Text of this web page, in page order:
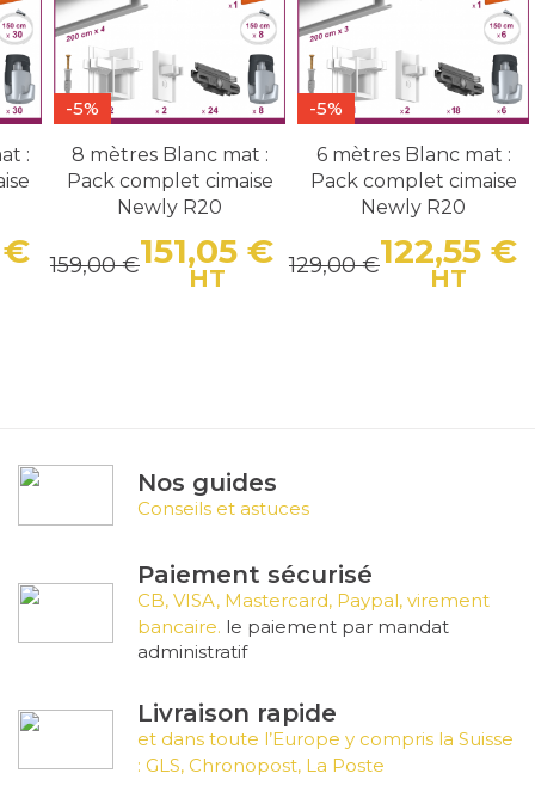
:
Prix
€
Prix de base
-5%
8 mètres Blanc mat :
Pack complet cimaise
Newly R20
Prix
151,05 €
HT Prix de base
159,00 €
-5%
6 mètres Blanc mat :
Pack complet cimaise
Newly R20
122,55 €
HT
129,00 €
Nos guides
Conseils et astuces
Paiement sécurisé
CB, VISA, Mastercard, Paypal, virement
bancaire. le paiement par mandat
administratif
Livraison rapide
et dans toute l’Europe y compris la Suisse
: GLS, Chronopost, La Poste